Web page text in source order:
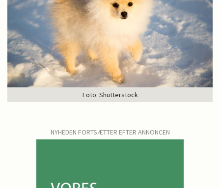
Foto: Shutterstock
NYHEDEN FORTSÆTTER EFTER ANNONCEN